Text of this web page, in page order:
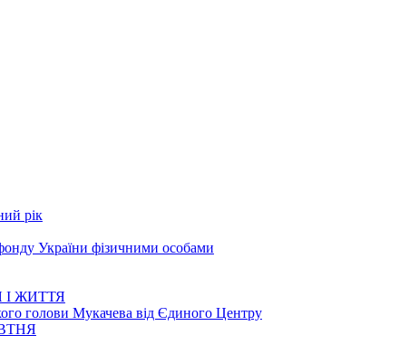
рік
України фізичними особами
І ЖИТТЯ
голови Мукачева від Єдиного Центру